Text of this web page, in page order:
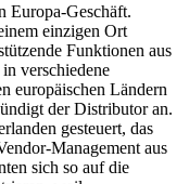
Europa-Geschäft.
einzigen Ort
Funktionen aus
verschiedene
europäischen Ländern
der Distributor an.
gesteuert, das
Management aus
sich so auf die